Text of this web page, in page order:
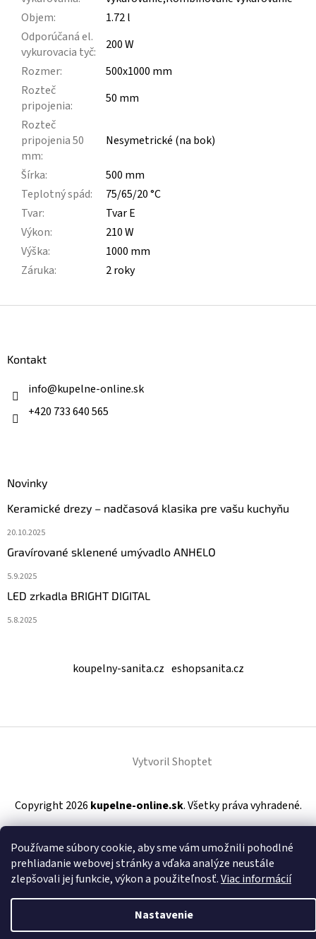
Používame súbory cookie, aby sme vám umožnili pohodlné
prehliadanie webovej stránky a vďaka analýze neustále
zlepšovali jej funkcie, výkon a použiteľnosť.Viac informácií
Nastavenie
Objem:
1.72 l
Odporúčaná el.
vykurovacia tyč:
200 W
Rozmer:
500x1000 mm
Rozteč
pripojenia:
50 mm
Rozteč
pripojenia 50
mm:
Nesymetrické (na bok)
Šírka:
500 mm
Teplotný spád:
75/65/20 °C
Tvar:
Tvar E
Výkon:
210 W
Výška:
1000 mm
Záruka: 2 roky
Kontakt
info@kupelne-online.sk
+420 733 640 565
Novinky
Keramické drezy – nadčasová klasika pre vašu kuchyňu
20.10.2025
Gravírované sklenené umývadlo ANHELO
5.9.2025
LED zrkadla BRIGHT DIGITAL
5.8.2025
koupelny-sanita.cz eshopsanita.cz
Vytvoril Shoptet
Copyright 2026 kupelne-online.sk. Všetky práva vyhradené.